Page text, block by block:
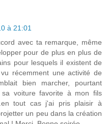
à 21:01
avec ta remarque, même
pour de plus en plus de
pour lesquels il existent de
récemment une activité de
bien marcher, pourtant
voiture favorite à mon fils
tout cas j'ai pris plaisir à
un peu dans la création